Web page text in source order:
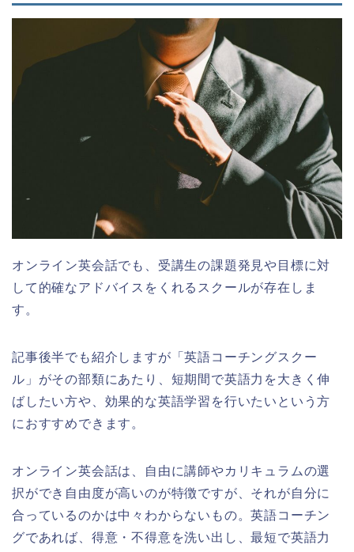
オンライン英会話でも、受講生の課題発見や目標に対
して的確なアドバイスをくれるスクールが存在しま
す。
記事後半でも紹介しますが「英語コーチングスクー
ル」がその部類にあたり、短期間で英語力を大きく伸
ばしたい方や、効果的な英語学習を行いたいという方
におすすめできます。
オンライン英会話は、自由に講師やカリキュラムの選
択ができ自由度が高いのが特徴ですが、それが自分に
合っているのかは中々わからないもの。英語コーチン
グであれば、得意・不得意を洗い出し、最短で英語力